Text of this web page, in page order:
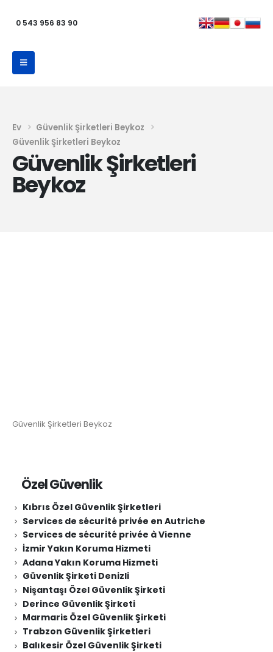
0 543 956 83 90
Ev
Güvenlik Şirketleri Beykoz
Güvenlik Şirketleri Beykoz
Güvenlik Şirketleri
Beykoz
Güvenlik Şirketleri Beykoz
Özel Güvenlik
Kıbrıs Özel Güvenlik Şirketleri
Services de sécurité privée en Autriche
Services de sécurité privée à Vienne
İzmir Yakın Koruma Hizmeti
Adana Yakın Koruma Hizmeti
Güvenlik Şirketi Denizli
Nişantaşı Özel Güvenlik Şirketi
Derince Güvenlik Şirketi
Marmaris Özel Güvenlik Şirketi
Trabzon Güvenlik Şirketleri
Balıkesir Özel Güvenlik Şirketi